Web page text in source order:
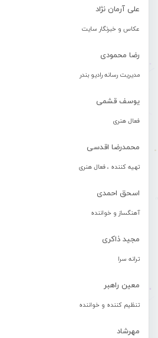
علی آرمان نژاد
عکاس و خبرنگار سایت
رضا محمودی
مدیریت رسانه رادیو بندر
یوسف قشمی
فعال هنری
محمدرضا اقدسی
تهیه کننده ، فعال هنری
اسحق احمدی
آهنگساز و خواننده
مجید ذاکری
ترانه سرا
معین راهبر
تنظیم کننده و خواننده
مهرشاد